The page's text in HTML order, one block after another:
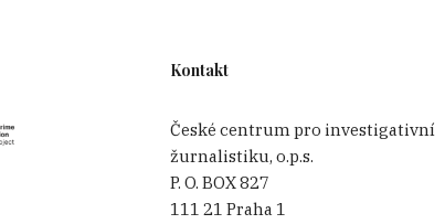
Kontakt
České centrum pro investigativní
žurnalistiku, o.p.s.
P. O. BOX 827
111 21 Praha 1